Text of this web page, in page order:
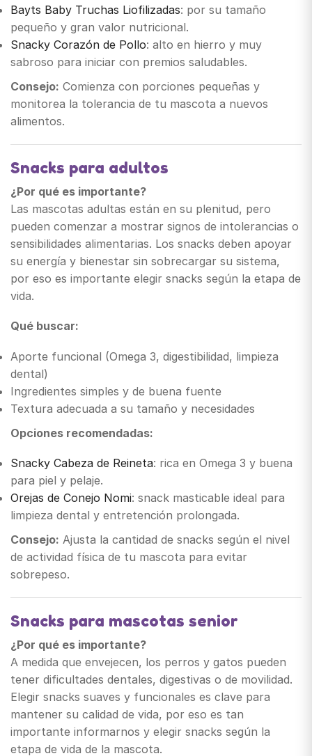
Bayts Baby Truchas Liofilizadas: por su tamaño
pequeño y gran valor nutricional.
Snacky Corazón de Pollo: alto en hierro y muy
sabroso para iniciar con premios saludables.
Consejo: Comienza con porciones pequeñas y
monitorea la tolerancia de tu mascota a nuevos
alimentos.
Snacks para adultos
¿Por qué es importante?
Las mascotas adultas están en su plenitud, pero
pueden comenzar a mostrar signos de intolerancias o
sensibilidades alimentarias. Los snacks deben apoyar
su energía y bienestar sin sobrecargar su sistema,
por eso es importante elegir snacks según la etapa de
vida.
Qué buscar:
Aporte funcional (Omega 3, digestibilidad, limpieza
dental)
Ingredientes simples y de buena fuente
Textura adecuada a su tamaño y necesidades
Opciones recomendadas:
Snacky Cabeza de Reineta: rica en Omega 3 y buena
para piel y pelaje.
Orejas de Conejo Nomi: snack masticable ideal para
limpieza dental y entretención prolongada.
Consejo: Ajusta la cantidad de snacks según el nivel
de actividad física de tu mascota para evitar
sobrepeso.
Snacks para mascotas senior
¿Por qué es importante?
A medida que envejecen, los perros y gatos pueden
tener dificultades dentales, digestivas o de movilidad.
Elegir snacks suaves y funcionales es clave para
mantener su calidad de vida, por eso es tan
importante informarnos y elegir snacks según la
etapa de vida de la mascota.